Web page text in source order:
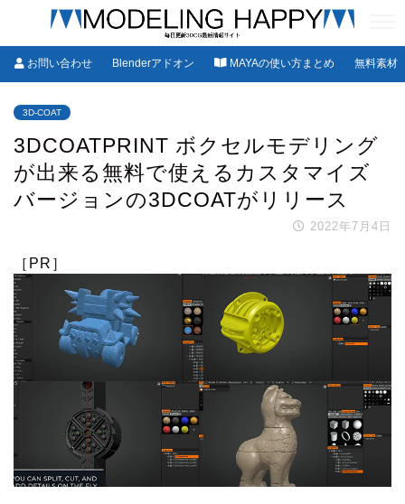
お問い合わせ Blenderアドオン MAYAの使い方まとめ 無料素材
3D-COAT
3DCOATPRINT ボクセルモデリング
が出来る無料で使えるカスタマイズ
バージョンの3DCOATがリリース
2022年7月4日
［PR］